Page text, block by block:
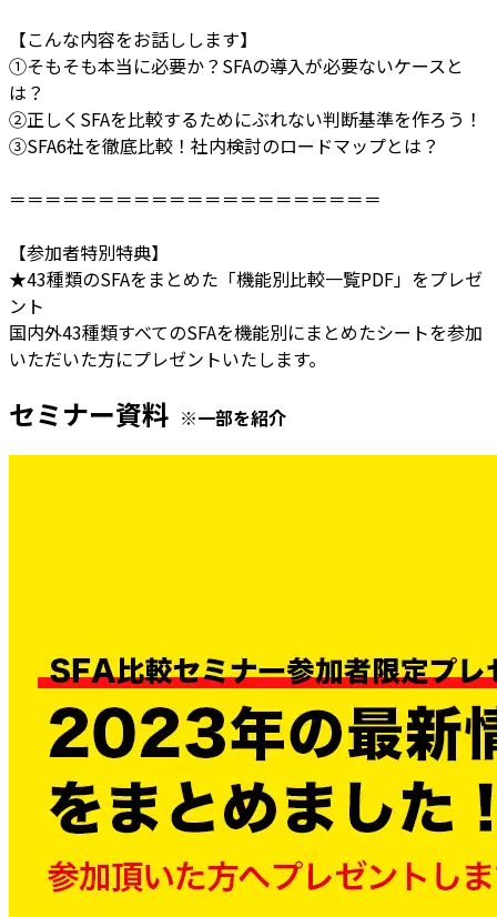
【こんな内容をお話しします】
①そもそも本当に必要か？SFAの導入が必要ないケースと
は？
②正しくSFAを比較するためにぶれない判断基準を作ろう！
③SFA6社を徹底比較！社内検討のロードマップとは？
＝＝＝＝＝＝＝＝＝＝＝＝＝＝＝＝＝＝＝＝＝
【参加者特別特典】
★43種類のSFAをまとめた「機能別比較一覧PDF」をプレゼ
ント
国内外43種類すべてのSFAを機能別にまとめたシートを参加
いただいた方にプレゼントいたします。
セミナー資料 ※一部を紹介